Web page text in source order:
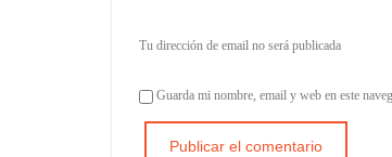
Tu dirección de email no será publicada
Guarda mi nombre, email y web en este